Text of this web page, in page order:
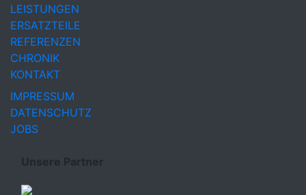
LEISTUNGEN
ERSATZTEILE
REFERENZEN
CHRONIK
KONTAKT
IMPRESSUM
DATENSCHUTZ
JOBS
Unsere Partner